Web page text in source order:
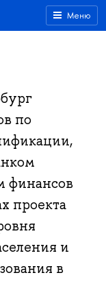
Меню
по
финансов
проекта
и
в